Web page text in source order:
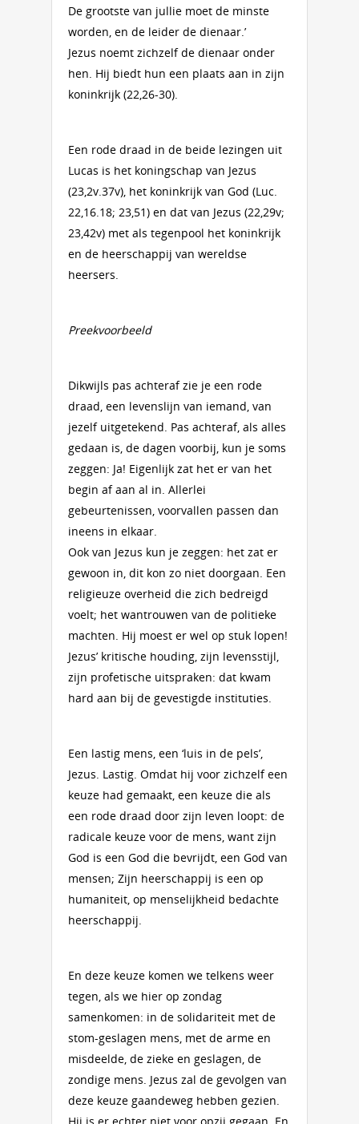
De grootste van jullie moet de minste
worden, en de leider de dienaar.’
Jezus noemt zichzelf de dienaar onder
hen. Hij biedt hun een plaats aan in zijn
koninkrijk (22,26-30).
Een rode draad in de beide lezingen uit
Lucas is het koningschap van Jezus
(23,2v.37v), het koninkrijk van God (Luc.
22,16.18; 23,51) en dat van Jezus (22,29v;
23,42v) met als tegenpool het koninkrijk
en de heerschappij van wereldse
heersers.
Preekvoorbeeld
Dikwijls pas achteraf zie je een rode
draad, een levenslijn van iemand, van
jezelf uitgetekend. Pas achteraf, als alles
gedaan is, de dagen voorbij, kun je soms
zeggen: Ja! Eigenlijk zat het er van het
begin af aan al in. Allerlei
gebeurtenissen, voorvallen passen dan
ineens in elkaar.
Ook van Jezus kun je zeggen: het zat er
gewoon in, dit kon zo niet doorgaan. Een
religieuze overheid die zich bedreigd
voelt; het wantrouwen van de politieke
machten. Hij moest er wel op stuk lopen!
Jezus’ kritische houding, zijn levensstijl,
zijn profetische uitspraken: dat kwam
hard aan bij de gevestigde instituties.
Een lastig mens, een ‘luis in de pels’,
Jezus. Lastig. Omdat hij voor zichzelf een
keuze had gemaakt, een keuze die als
een rode draad door zijn leven loopt: de
radicale keuze voor de mens, want zijn
God is een God die bevrijdt, een God van
mensen; Zijn heerschappij is een op
humaniteit, op menselijkheid bedachte
heerschappij.
En deze keuze komen we telkens weer
tegen, als we hier op zondag
samenkomen: in de solidariteit met de
stom-geslagen mens, met de arme en
misdeelde, de zieke en geslagen, de
zondige mens. Jezus zal de gevolgen van
deze keuze gaandeweg hebben gezien.